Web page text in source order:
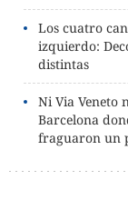
Los cuatro
izquierdo:
distintas
Ni Via Veneto
Barcelona
fraguaron un